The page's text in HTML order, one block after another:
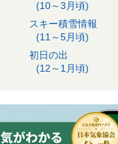
(10～3月頃)
スキー積雪情報
(11～5月頃)
初日の出
(12～1月頃)